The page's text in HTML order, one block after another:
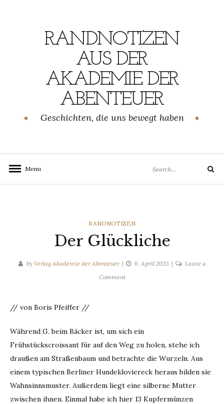
RANDNOTIZEN
AUS DER
AKADEMIE DER
ABENTEUER
Geschichten, die uns bewegt haben
Menu
for:
Search
CATEGORIES
RANDNOTIZEN
Der Glückliche
by Verlag Akademie der Abenteuer 6. April 2023
Leave a
Commenton
// von Boris Pfeiffer //
Während G. beim Bäcker ist, um sich ein
Frühstückscroissant für auf den Weg zu holen, stehe ich
draußen am Straßenbaum und betrachte die Wurzeln. Aus
einem typischen Berliner Hundekloviereck heraus bilden sie
Wahnsinnsmuster. Außerdem liegt eine silberne Mutter
zwischen ihnen. Einmal habe ich hier 13 Kupfermünzen